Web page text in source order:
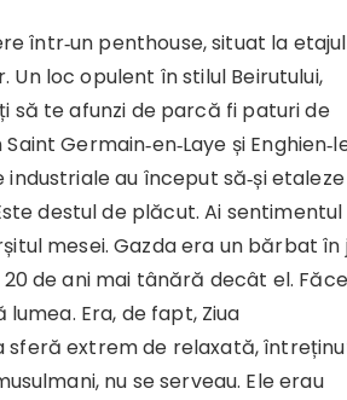
într‐un penthouse, situat la
Un loc opulent în stilul Beirutului,
să te afunzi de parcă fi paturi de
Germain‐en‐Laye și
au început să‐și etaleze
destul de plăcut. Ai sentimentul
mesei. Gazda era un bărbat în
de ani mai tânără decât el.
Era, de fapt, Ziua
sferă extrem de relaxată,
nu se serveau. Ele erau